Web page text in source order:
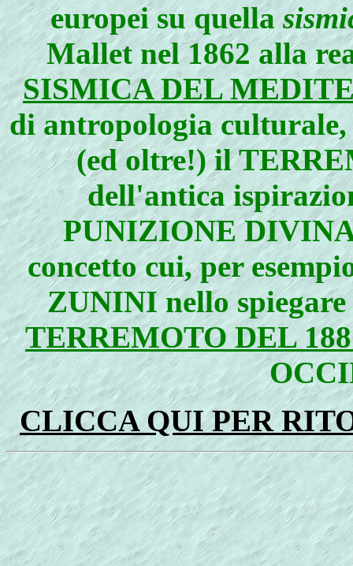
europei su quella
Mallet nel 1862 alla
SISMICA DEL
di antropologia
(ed oltre!) il
dell'antica
PUNIZIONE
concetto cui, per
ZUNINI nello
TERREMOTO DEL
CLICCA QUI PER